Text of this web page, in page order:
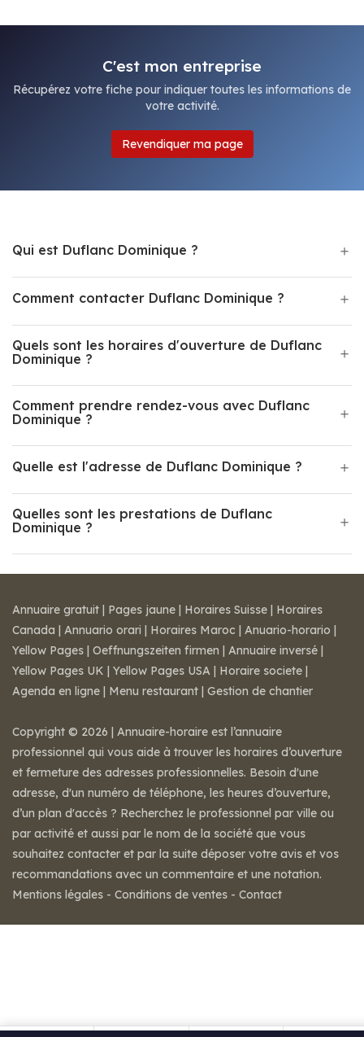
C'est mon entreprise
Récupérez votre fiche pour indiquer toutes les informations de
votre activité.
Revendiquer ma page
Qui est Duflanc Dominique ?
Comment contacter Duflanc Dominique ?
Quels sont les horaires d'ouverture de Duflanc
Dominique ?
Comment prendre rendez-vous avec Duflanc
Dominique ?
Quelle est l'adresse de Duflanc Dominique ?
Quelles sont les prestations de Duflanc
Dominique ?
Annuaire gratuit | Pages jaune | Horaires Suisse | Horaires
Canada | Annuario orari | Horaires Maroc | Anuario-horario |
Yellow Pages | Oeffnungszeiten firmen | Annuaire inversé |
Yellow Pages UK | Yellow Pages USA | Horaire societe |
Agenda en ligne | Menu restaurant | Gestion de chantier
Copyright © 2026 | Annuaire-horaire est l’annuaire
professionnel qui vous aide à trouver les horaires d’ouverture
et fermeture des adresses professionnelles. Besoin d'une
adresse, d'un numéro de téléphone, les heures d’ouverture,
d’un plan d'accès ? Recherchez le professionnel par ville ou
par activité et aussi par le nom de la société que vous
souhaitez contacter et par la suite déposer votre avis et vos
recommandations avec un commentaire et une notation.
Mentions légales - Conditions de ventes - Contact